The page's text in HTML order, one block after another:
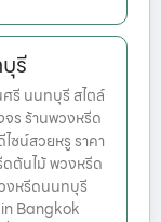
รี
รี นนทบุรี สไตล์
ร ร้านพวงหรีด
ซน์สวยหรู ราคา
ต้นไม้ พวงหรีด
งหรีดนนทบุรี
Bangkok